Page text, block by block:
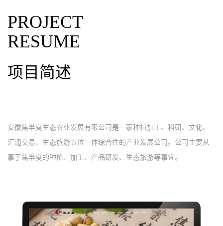
PROJECT
RESUME
项目简述
安徽焦半夏生态农业发展有限公司是一家种植加工、科研、文化、
汇通交易、生态旅游五位一体综合性的产业发展公司。公司主要从
事于焦半夏的种植、加工、产品研发、生态旅游等事宜。